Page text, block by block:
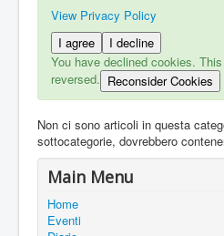
View Privacy Policy
I agree
I decline
You have declined cookies.
reversed. Reconsider Cookies
Non ci sono articoli in questa
sottocategorie, dovrebbero
Main Menu
Home
Eventi